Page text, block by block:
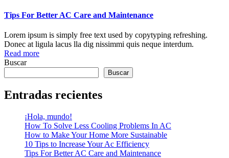
Tips For Better AC Care and Maintenance
Lorem ipsum is simply free text used by copytyping refreshing.
Donec at ligula lacus lla dig nissimmi quis neque interdum.
Read more
Buscar
Buscar
Entradas recientes
¡Hola, mundo!
How To Solve Less Cooling Problems In AC
How to Make Your Home More Sustainable
10 Tips to Increase Your Ac Efficiency
Tips For Better AC Care and Maintenance